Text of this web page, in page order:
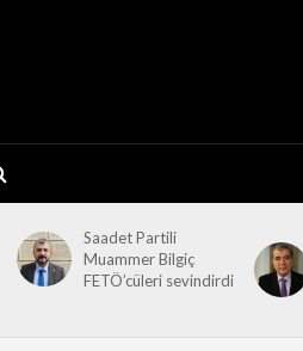
Saadet Partili
Muammer Bilgiç
FETÖ’cüleri sevindirdi